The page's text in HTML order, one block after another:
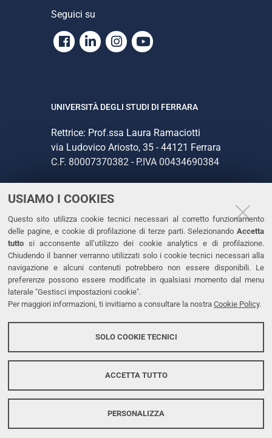
USIAMO I COOKIES
Questo sito utilizza cookie tecnici necessari al corretto funzionamento
delle pagine, e cookie di profilazione di terze parti. Selezionando Accetta
tutto si acconsente all’utilizzo dei cookie analytics e di profilazione.
Chiudendo il banner verranno utilizzati solo i cookie tecnici necessari alla
navigazione e alcuni contenuti potrebbero non essere disponibili. Le
preferenze possono essere modificate in qualsiasi momento dal menu
laterale "Gestisci impostazioni cookie".
Per maggiori informazioni, ti invitiamo a consultare la nostra Cookie Policy.
SOLO COOKIE TECNICI
ACCETTA TUTTO
PERSONALIZZA
Seguici su
Facebook
LinkedinInstagram
Youtube
UNIVERSITÀ DEGLI STUDI DI FERRARA
Rettrice: Prof.ssa Laura Ramaciotti
via Ludovico Ariosto, 35 - 44121 Ferrara
C.F. 80007370382 - P.IVA 00434690384
CONTATTI
Tel. +39 0532 293111
Fax. +39 0532 293031
PEC
LINKS
Dichiarazione di accessibilità
Protezione dati personali